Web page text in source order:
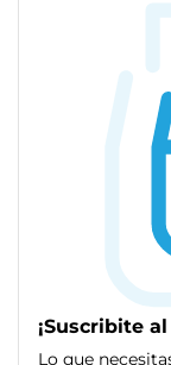
¡Suscribite
Lo que